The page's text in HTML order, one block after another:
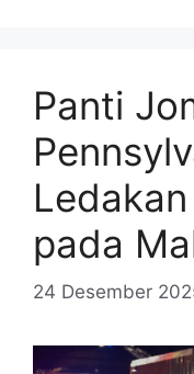
Panti
pada
24 Desember